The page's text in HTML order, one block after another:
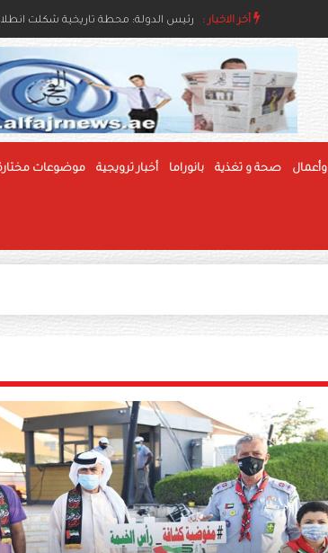
أخر الاخبار :
رئيس الدولة ونائباه يهنئون رئيس والإنسانية
صحة و تغذية بانوراما أخبار ترويجية موضوعات